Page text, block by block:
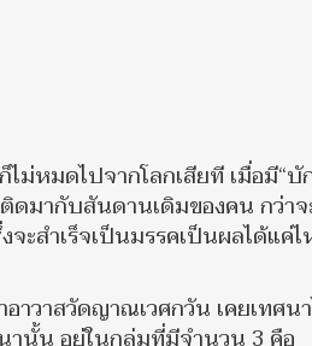
ม่หมดไปจากโลกเสียที เมื่อมี“บั
ดมากับสันดานเดิมของคน กว่า
สำเร็จเป็นมรรคเป็นผลได้แค่
าวาสวัดญาณเวศกวัน เคยเทศน